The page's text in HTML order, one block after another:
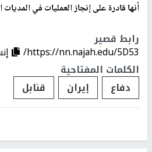
أنها قادرة على إنجاز العمليات في المديات
رابط قصير
https://nn.najah.edu/5D53/
الكلمات المفتاحية
دفاع
إيران قنابل